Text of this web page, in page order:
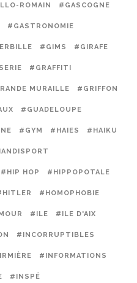
ROMAIN #GASCOGNE
#GASTRONOMIE
#GIMS #GIRAFE
#GRAFFITI
MURAILLE #GRIFFON
#GUADELOUPE
#GYM #HAIES #HAIKU
#HIP HOP #HIPPOPOTALE
#HOMOPHOBIE
#ILE #ILE D'AIX
#INCORRUPTIBLES
#INFORMATIONS
#INSPÉ